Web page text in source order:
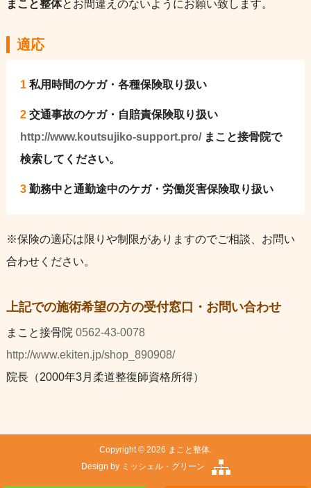
まこと整体とお間違えのないようにお願い致します。
適応
1私用時間のケガ・各種保険取り扱い
2交通事故のケガ・自賠責保険取り扱い
http://www.koutsujiko-support.pro/まこと接骨院で
検索してください。
3勤務中と通勤途中のケガ・労働災害保険取り扱い
※保険の適応は限りや制限がありますのでご相談、お問い
合わせください。
上記での施術希望の方の受付窓口・お問い合わせ
まこと接骨院 0562-43-0078
http://www.ekiten.jp/shop_890908/
院長（2000年3月柔道整復師資格所得）
Copyright © 2026 まこと整体.
Design by ミッシェル・グリーン